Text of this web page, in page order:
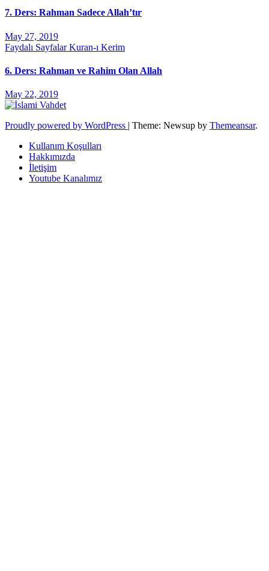
7. Ders: Rahman Sadece Allah’tır
May 27, 2019
Faydalı SayfalarKuran-ı Kerim
6. Ders: Rahman ve Rahim Olan Allah
May 22, 2019
Proudly powered by WordPress | Theme: Newsup by Themeansar.
Kullanım Koşulları
Hakkımızda
İletişim
Youtube Kanalımız